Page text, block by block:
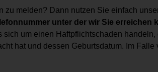
zu melden? Dann nutzen Sie einfach
unter der wir Sie
sich um einen Haftpflichtschaden
hat und dessen Geburtsdatum. Im